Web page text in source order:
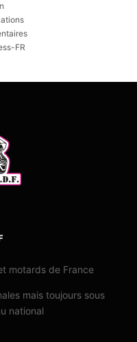
FR
motards de France
mais toujours sous
national